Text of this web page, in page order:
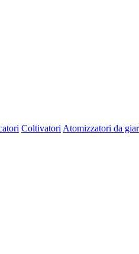
Coltivatori Atomizzatori da